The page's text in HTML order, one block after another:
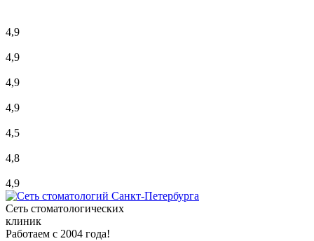
4,9
4,9
4,9
4,9
4,5
4,8
4,9
Сеть стоматологических
клиник
Работаем с 2004 года!